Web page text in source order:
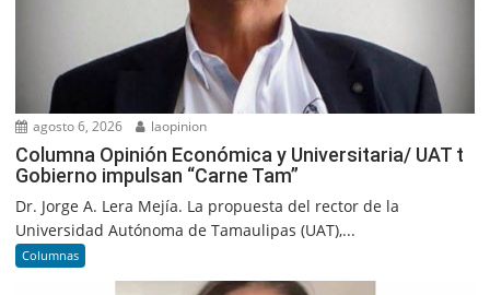
agosto 6, 2026 laopinion
Columna Opinión Económica y Universitaria/ UAT t
Gobierno impulsan “Carne Tam”
Dr. Jorge A. Lera Mejía. La propuesta del rector de la
Universidad Autónoma de Tamaulipas (UAT),...
Columnas